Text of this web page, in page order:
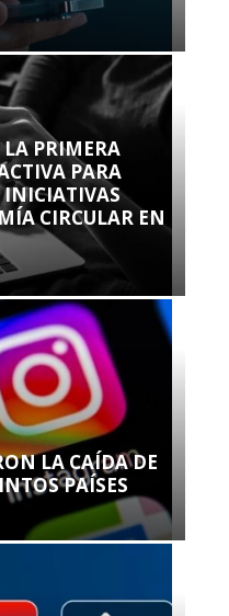
PRIMERA
PARA
INICIATIVAS
CIRCULAR EN
LA CAÍDA DE
PAÍSES